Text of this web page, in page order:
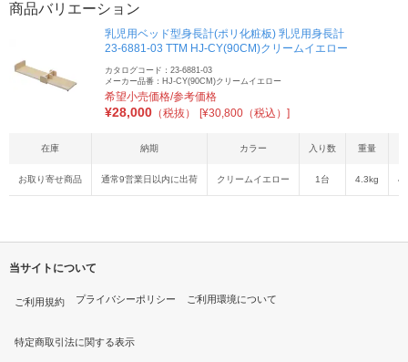
商品バリエーション
乳児用ベッド型身長計(ポリ化粧板) 乳児用身長計
23-6881-03 TTM HJ-CY(90CM)クリームイエロー
カタログコード：23-6881-03
メーカー品番：HJ-CY(90CM)クリームイエロー
希望小売価格/参考価格
¥28,000 （税抜） [¥30,800（税込）]
在庫 納期 カラー 入り数 重量
お取り寄せ商品 通常9営業日以内に出荷 クリームイエロー 1台 4.3kg
当サイトについて
ご利用規約 プライバシーポリシー ご利用環境について
特定商取引法に関する表示